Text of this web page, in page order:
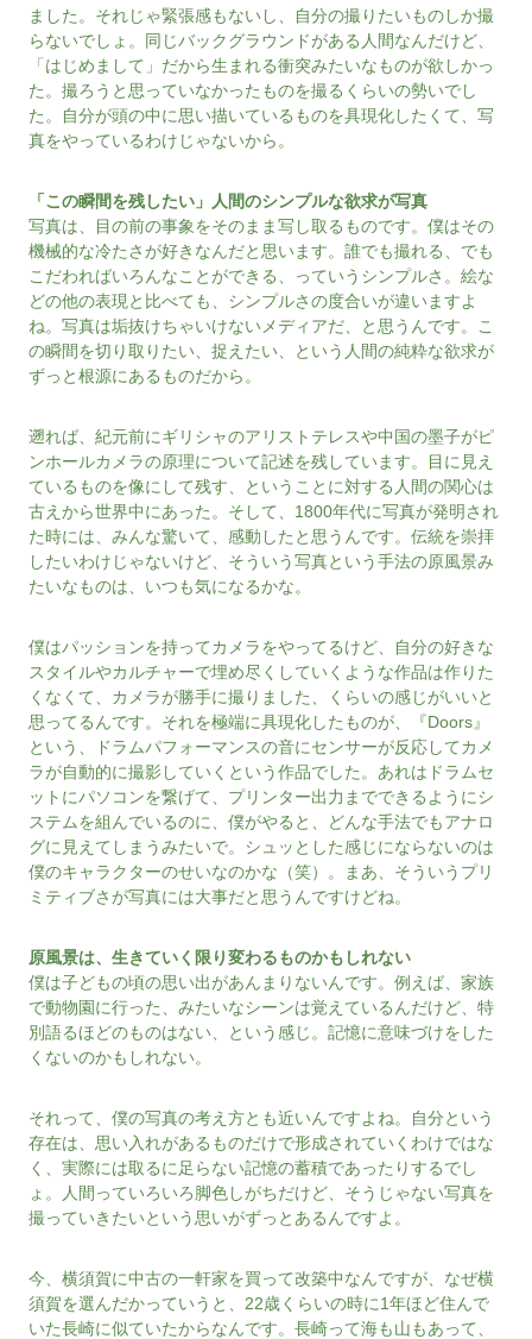
ました。それじゃ緊張感もないし、自分の撮りたいものしか撮
らないでしょ。同じバックグラウンドがある人間なんだけど、
「はじめまして」だから生まれる衝突みたいなものが欲しかっ
た。撮ろうと思っていなかったものを撮るくらいの勢いでし
た。自分が頭の中に思い描いているものを具現化したくて、写
真をやっているわけじゃないから。
「この瞬間を残したい」人間のシンプルな欲求が写真
写真は、目の前の事象をそのまま写し取るものです。僕はその
機械的な冷たさが好きなんだと思います。誰でも撮れる、でも
こだわればいろんなことができる、っていうシンプルさ。絵な
どの他の表現と比べても、シンプルさの度合いが違いますよ
ね。写真は垢抜けちゃいけないメディアだ、と思うんです。こ
の瞬間を切り取りたい、捉えたい、という人間の純粋な欲求が
ずっと根源にあるものだから。
遡れば、紀元前にギリシャのアリストテレスや中国の墨子がピ
ンホールカメラの原理について記述を残しています。目に見え
ているものを像にして残す、ということに対する人間の関心は
古えから世界中にあった。そして、1800年代に写真が発明され
た時には、みんな驚いて、感動したと思うんです。伝統を崇拝
したいわけじゃないけど、そういう写真という手法の原風景み
たいなものは、いつも気になるかな。
僕はパッションを持ってカメラをやってるけど、自分の好きな
スタイルやカルチャーで埋め尽くしていくような作品は作りた
くなくて、カメラが勝手に撮りました、くらいの感じがいいと
思ってるんです。それを極端に具現化したものが、『Doors』
という、ドラムパフォーマンスの音にセンサーが反応してカメ
ラが自動的に撮影していくという作品でした。あれはドラムセ
ットにパソコンを繋げて、プリンター出力までできるようにシ
ステムを組んでいるのに、僕がやると、どんな手法でもアナロ
グに見えてしまうみたいで。シュッとした感じにならないのは
僕のキャラクターのせいなのかな（笑）。まあ、そういうプリ
ミティブさが写真には大事だと思うんですけどね。
原風景は、生きていく限り変わるものかもしれない
僕は子どもの頃の思い出があんまりないんです。例えば、家族
で動物園に行った、みたいなシーンは覚えているんだけど、特
別語るほどのものはない、という感じ。記憶に意味づけをした
くないのかもしれない。
それって、僕の写真の考え方とも近いんですよね。自分という
存在は、思い入れがあるものだけで形成されていくわけではな
く、実際には取るに足らない記憶の蓄積であったりするでし
ょ。人間っていろいろ脚色しがちだけど、そうじゃない写真を
撮っていきたいという思いがずっとあるんですよ。
今、横須賀に中古の一軒家を買って改築中なんですが、なぜ横
須賀を選んだかっていうと、22歳くらいの時に1年ほど住んで
いた長崎に似ていたからなんです。長崎って海も山もあって、